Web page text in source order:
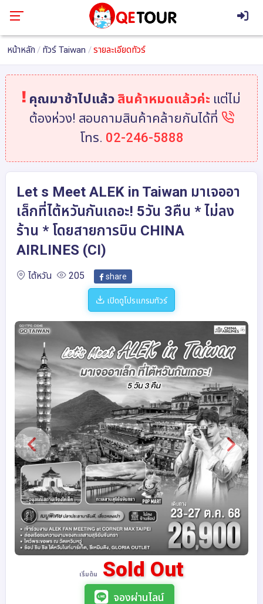
หน้าหลัก ทัวร์ Taiwan รายละเอียดทัวร์
คุณมาช้าไปแล้ว สินค้าหมดแล้วค่ะ แต่ไม่
ต้องห่วง! สอบถามสินค้าคล้ายกันได้ที่
โทร. 02-246-5888
Let s Meet ALEK in Taiwan มาเจออา
เล็กที่ไต้หวันกันเถอะ! 5วัน 3คืน * ไม่ลง
ร้าน * โดยสายการบิน CHINA
AIRLINES (CI)
ไต้หวัน 205 share
เปิดดูโปรแกรมทัวร์
เริ่มต้น Sold Out
จองผ่านไลน์